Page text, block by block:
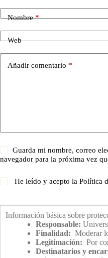
Nombre*
Web
Añadir comentario *
Guarda mi nombre, correo
navegador para la próxima vez
He leído y acepto laPolítica
Información básica sobre
Responsable:
Finalidad: Moderar
Legitimación: Por
Destinatarios y